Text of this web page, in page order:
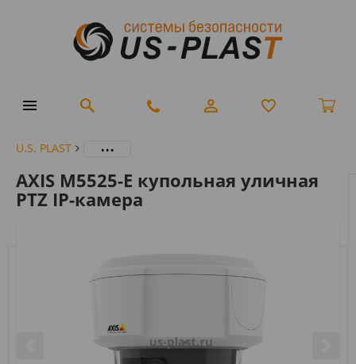
U.S. PLAST ...
AXIS M5525-E купольная уличная
PTZ IP-камера